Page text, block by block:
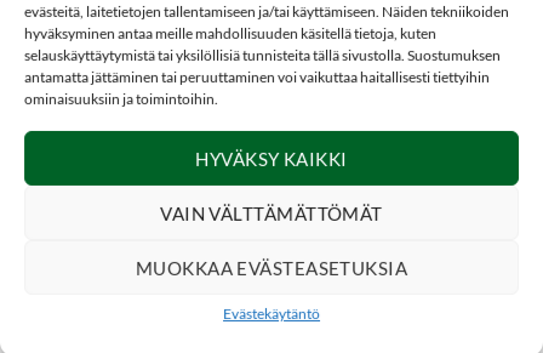
evästeitä, laitetietojen tallentamiseen ja/tai käyttämiseen. Näiden tekniikoiden
hyväksyminen antaa meille mahdollisuuden käsitellä tietoja, kuten
selauskäyttäytymistä tai yksilöllisiä tunnisteita tällä sivustolla. Suostumuksen
antamatta jättäminen tai peruuttaminen voi vaikuttaa haitallisesti tiettyihin
ominaisuuksiin ja toimintoihin.
HYVÄKSY KAIKKI
VAIN VÄLTTÄMÄTTÖMÄT
MUOKKAA EVÄSTEASETUKSIA
EvästekäytäntöAntenniadapteri, SMA